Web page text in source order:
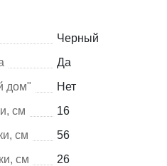
Черный
Да
дом"
Нет
см
16
см
56
см
26